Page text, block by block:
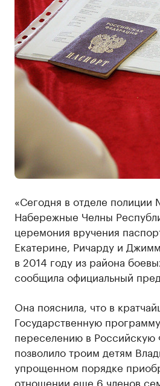
«Сегодня в отделе
Набережные Челны
церемония вручения
Екатерине, Ричарду и
в 2014 году из района
сообщила официальный
Она пояснила, что в
Государственную
переселению в
позволило троим детям
упрощенном порядке
отношении еще 6 членов